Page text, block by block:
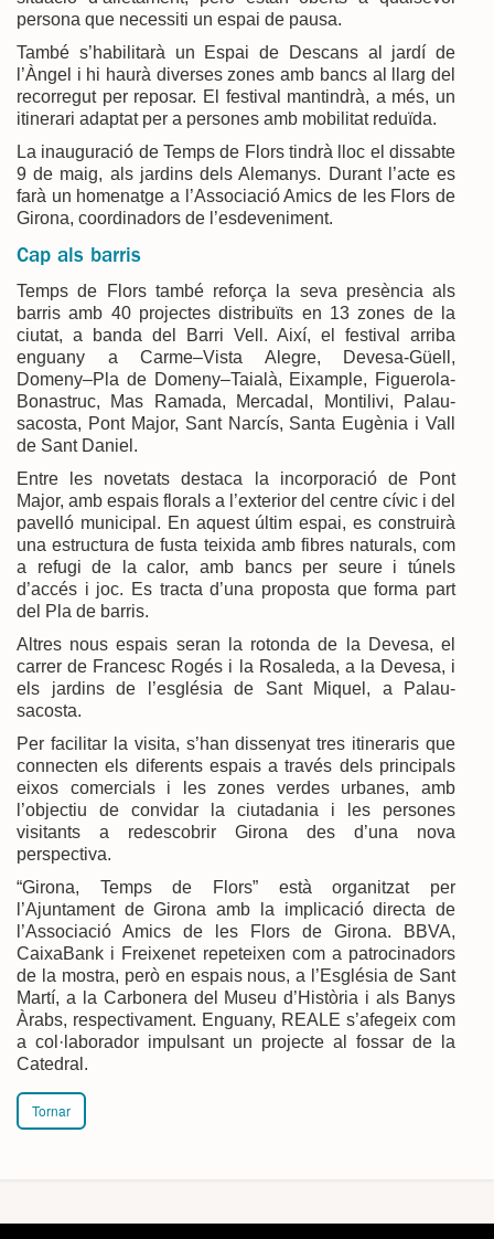
persona que necessiti un espai de pausa.
També s’habilitarà un Espai de Descans al jardí de
l’Àngel i hi haurà diverses zones amb bancs al llarg del
recorregut per reposar. El festival mantindrà, a més, un
itinerari adaptat per a persones amb mobilitat reduïda.
La inauguració de Temps de Flors tindrà lloc el dissabte
9 de maig, als jardins dels Alemanys. Durant l’acte es
farà un homenatge a l’Associació Amics de les Flors de
Girona, coordinadors de l’esdeveniment.
Cap als barris
Temps de Flors també reforça la seva presència als
barris amb 40 projectes distribuïts en 13 zones de la
ciutat, a banda del Barri Vell. Així, el festival arriba
enguany a Carme–Vista Alegre, Devesa-Güell,
Domeny–Pla de Domeny–Taialà, Eixample, Figuerola-
Bonastruc, Mas Ramada, Mercadal, Montilivi, Palau-
sacosta, Pont Major, Sant Narcís, Santa Eugènia i Vall
de Sant Daniel.
Entre les novetats destaca la incorporació de Pont
Major, amb espais florals a l’exterior del centre cívic i del
pavelló municipal. En aquest últim espai, es construirà
una estructura de fusta teixida amb fibres naturals, com
a refugi de la calor, amb bancs per seure i túnels
d’accés i joc. Es tracta d’una proposta que forma part
del Pla de barris.
Altres nous espais seran la rotonda de la Devesa, el
carrer de Francesc Rogés i la Rosaleda, a la Devesa, i
els jardins de l’església de Sant Miquel, a Palau-
sacosta.
Per facilitar la visita, s’han dissenyat tres itineraris que
connecten els diferents espais a través dels principals
eixos comercials i les zones verdes urbanes, amb
l’objectiu de convidar la ciutadania i les persones
visitants a redescobrir Girona des d’una nova
perspectiva.
“Girona, Temps de Flors” està organitzat per
l’Ajuntament de Girona amb la implicació directa de
l’Associació Amics de les Flors de Girona. BBVA,
CaixaBank i Freixenet repeteixen com a patrocinadors
de la mostra, però en espais nous, a l’Església de Sant
Martí, a la Carbonera del Museu d’Història i als Banys
Àrabs, respectivament. Enguany, REALE s’afegeix com
a col·laborador impulsant un projecte al fossar de la
Catedral.
Tornar